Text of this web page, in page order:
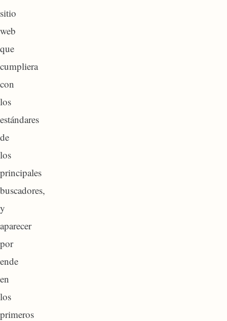
sitio
web
que
cumpliera
con
los
estándares
de
los
principales
buscadores,
y
aparecer
por
ende
en
los
primeros